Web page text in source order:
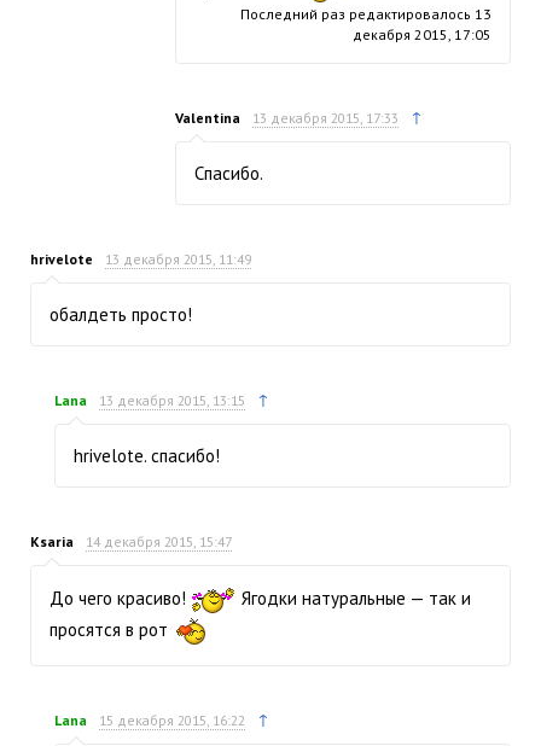
Последний раз редактировалось 13
декабря 2015, 17:05
Valentina 13 декабря 2015, 17:33 ↑
Спасибо.
hrivelote 13 декабря 2015, 11:49
обалдеть просто!
Lana 13 декабря 2015, 13:15 ↑
hrivelote. спасибо!
Ksaria 14 декабря 2015, 15:47
До чего красиво!
Ягодки натуральные — так и
просятся в рот
Lana 15 декабря 2015, 16:22 ↑